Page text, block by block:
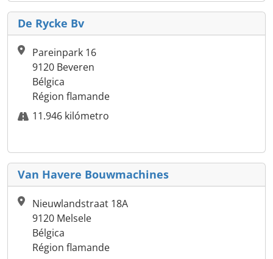
De Rycke Bv
Pareinpark 16
9120 Beveren
Bélgica
Région flamande
11.946 kilómetro
Van Havere Bouwmachines
Nieuwlandstraat 18A
9120 Melsele
Bélgica
Région flamande